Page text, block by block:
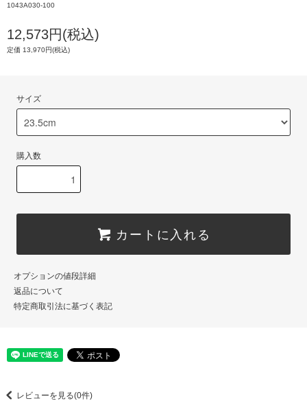
1043A030-100
12,573円(税込)
定価 13,970円(税込)
サイズ
購入数
カートに入れる
オプションの値段詳細
返品について
特定商取引法に基づく表記
レビューを見る(0件)